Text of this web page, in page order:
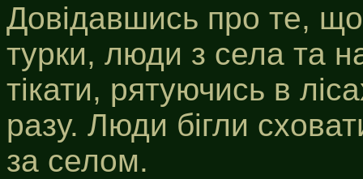
Довідавшись про те,
турки, люди з села та
тікати, рятуючись в
разу. Люди бігли
за селом.